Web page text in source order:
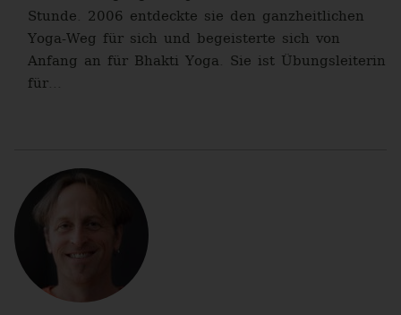
Stunde. 2006 entdeckte sie den ganzheitlichen
Yoga-Weg für sich und begeisterte sich von
Anfang an für Bhakti Yoga. Sie ist Übungsleiterin
für...